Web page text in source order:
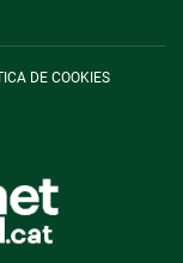
DE COOKIES